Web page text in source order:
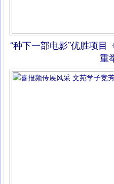
“种下一部电影”优胜项目
重